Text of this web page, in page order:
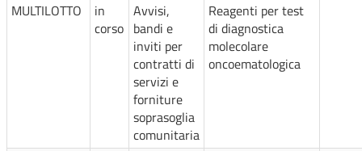
MULTILOTTO
in
corso
Avvisi,
bandi e
inviti per
contratti di
servizi e
forniture
soprasoglia
comunitaria
Reagenti per test
di diagnostica
molecolare
oncoematologica